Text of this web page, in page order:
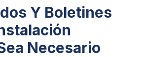
Y Boletines
Necesario